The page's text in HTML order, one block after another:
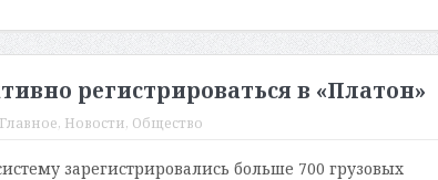
регистрироваться в «Платон»
Главное, Новости, Общество
зарегистрировались больше 700 грузовых